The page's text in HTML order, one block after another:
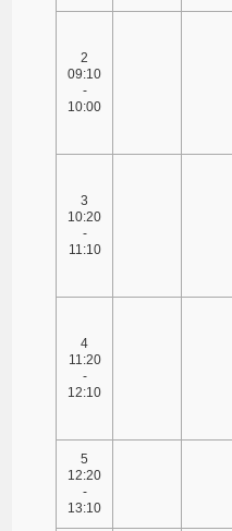
2
09:10
-
10:00
3
10:20
-
11:10
4
11:20
-
12:10
5
12:20
-
13:10